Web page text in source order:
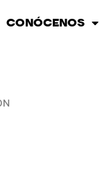
CONÓCENOS